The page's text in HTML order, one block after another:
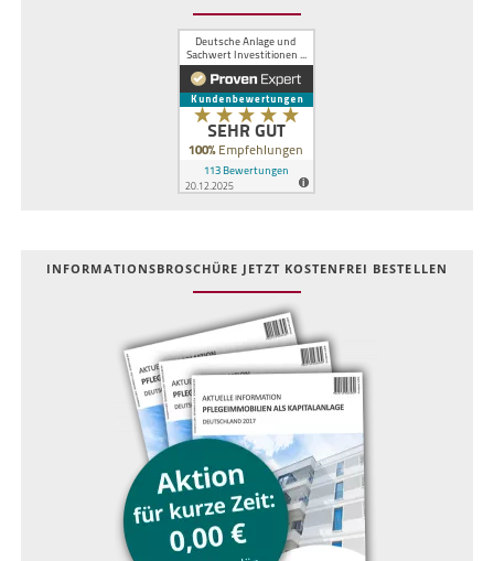
INFOR­MATIONS­BROSCHÜRE JETZT KOSTEN­FREI BESTELLEN